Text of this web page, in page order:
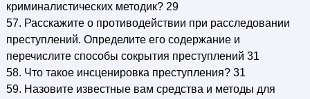
криминалистических методик? 29
57. Расскажите о противодействии при расследовании
преступлений. Определите его содержание и
перечислите способы сокрытия преступлений 31
58. Что такое инсценировка преступления? 31
59. Назовите известные вам средства и методы для